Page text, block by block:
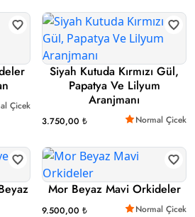
Çicek
Siyah Kutuda Kırmızı Gül,
Papatya Ve Lilyum
Aranjmanı
3.750,00 ₺ Normal Çicek
Mor Beyaz Mavi Orkideler
9.500,00 ₺ Normal Çicek